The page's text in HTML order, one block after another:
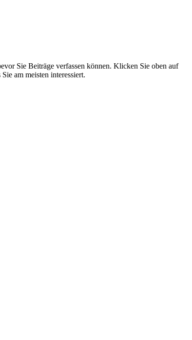
Sie Beiträge verfassen können. Klicken Sie oben auf
am meisten interessiert.